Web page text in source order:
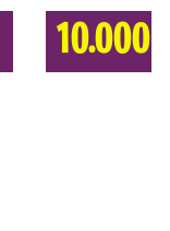
10.000